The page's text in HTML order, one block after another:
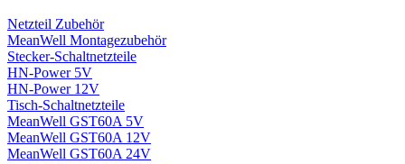
Netzteil Zubehör
MeanWell Montagezubehör
Stecker-Schaltnetzteile
HN-Power 5V
HN-Power 12V
Tisch-Schaltnetzteile
MeanWell GST60A 5V
MeanWell GST60A 12V
MeanWell GST60A 24V